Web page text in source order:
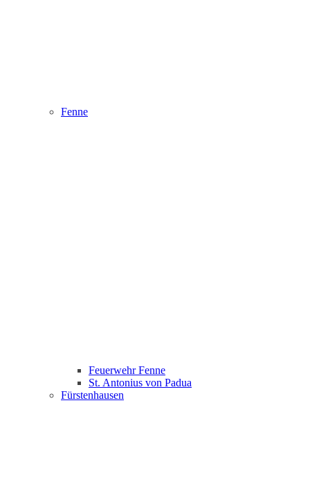
Fenne
Feuerwehr Fenne
St. Antonius von Padua
Fürstenhausen